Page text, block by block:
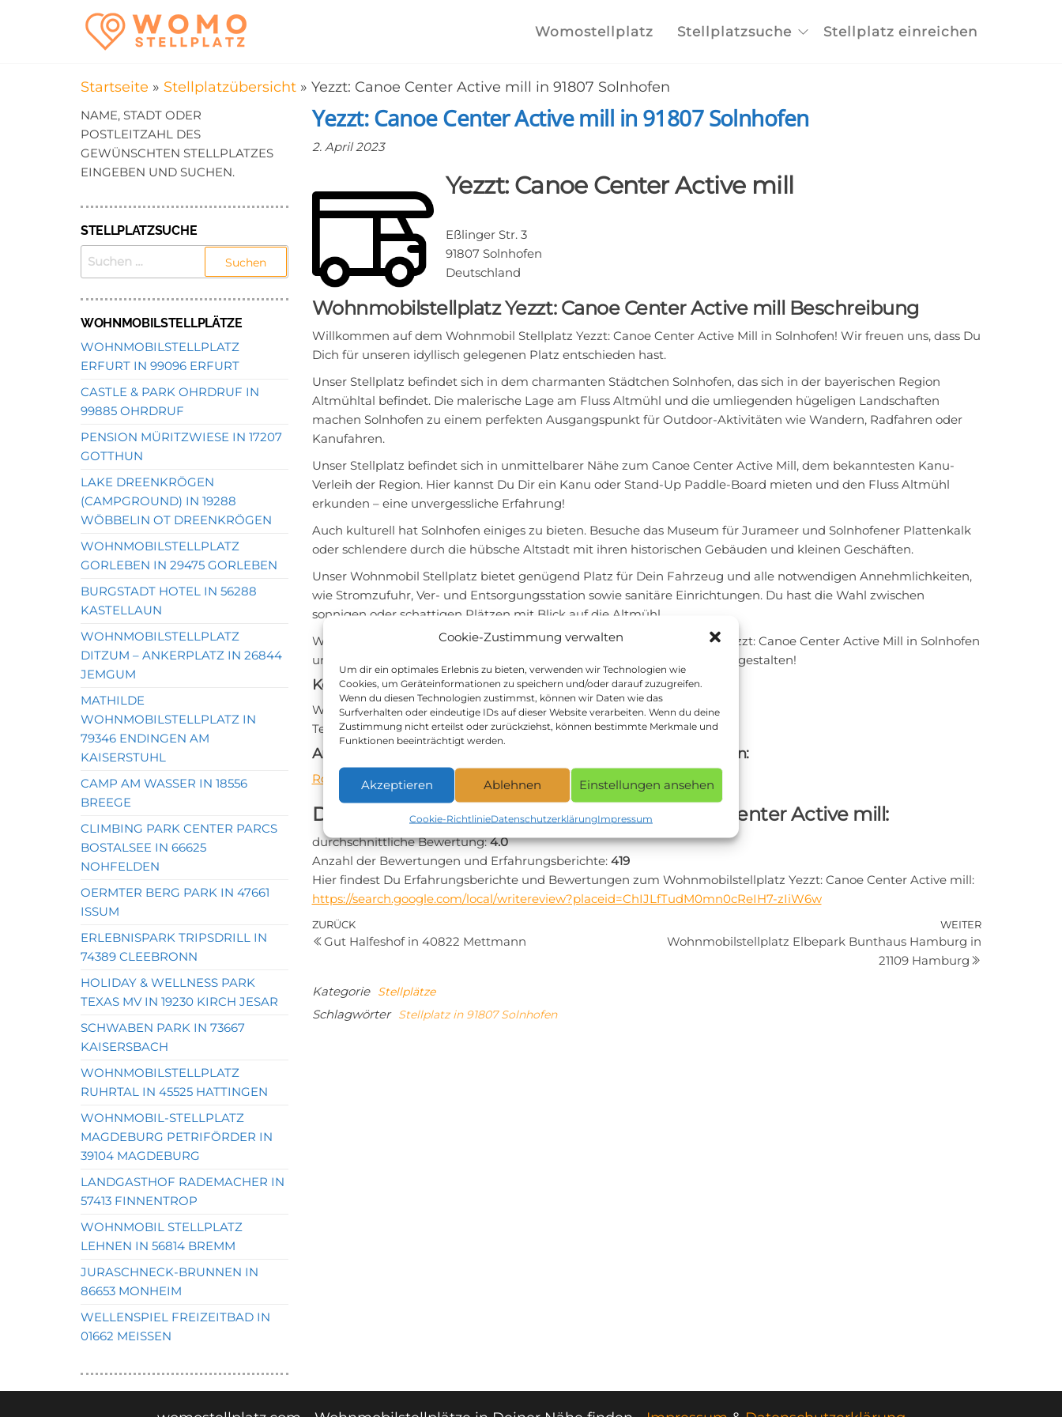
Cookie-Zustimmung verwalten
Um dir ein optimales Erlebnis zu bieten, verwenden wir Technologien wie
Cookies, um Geräteinformationen zu speichern und/oder darauf zuzugreifen.
Wenn du diesen Technologien zustimmst, können wir Daten wie das
Surfverhalten oder eindeutige IDs auf dieser Website verarbeiten. Wenn du deine
Zustimmung nicht erteilst oder zurückziehst, können bestimmte Merkmale und
Funktionen beeinträchtigt werden.
Akzeptieren Ablehnen Einstellungen ansehen
Cookie-RichtlinieDatenschutzerklärungImpressum
in der Nähe finden
Womostellplatz Stellplatzsuche Stellplatz einreichen
Startseite » Stellplatzübersicht » Yezzt: Canoe Center Active mill in 91807 Solnhofen
Yezzt: Canoe Center Active mill in 91807 Solnhofen
2. April 2023
Yezzt: Canoe Center Active mill
Eßlinger Str. 3
91807 Solnhofen
Deutschland
Wohnmobilstellplatz Yezzt: Canoe Center Active mill Beschreibung
Willkommen auf dem Wohnmobil Stellplatz Yezzt: Canoe Center Active Mill in Solnhofen! Wir freuen uns, dass Du
Dich für unseren idyllisch gelegenen Platz entschieden hast.
Unser Stellplatz befindet sich in dem charmanten Städtchen Solnhofen, das sich in der bayerischen Region
Altmühltal befindet. Die malerische Lage am Fluss Altmühl und die umliegenden hügeligen Landschaften
machen Solnhofen zu einem perfekten Ausgangspunkt für Outdoor-Aktivitäten wie Wandern, Radfahren oder
Kanufahren.
Unser Stellplatz befindet sich in unmittelbarer Nähe zum Canoe Center Active Mill, dem bekanntesten Kanu-
Verleih der Region. Hier kannst Du Dir ein Kanu oder Stand-Up Paddle-Board mieten und den Fluss Altmühl
erkunden – eine unvergessliche Erfahrung!
Auch kulturell hat Solnhofen einiges zu bieten. Besuche das Museum für Jurameer und Solnhofener Plattenkalk
oder schlendere durch die hübsche Altstadt mit ihren historischen Gebäuden und kleinen Geschäften.
Unser Wohnmobil Stellplatz bietet genügend Platz für Dein Fahrzeug und alle notwendigen Annehmlichkeiten,
wie Stromzufuhr, Ver- und Entsorgungsstation sowie sanitäre Einrichtungen. Du hast die Wahl zwischen
sonnigen oder schattigen Plätzen mit Blick auf die Altmühl.
Wir heißen Dich herzlich willkommen auf dem Wohnmobil Stellplatz Yezzt: Canoe Center Active Mill in Solnhofen
und freuen uns darauf, Deinen Aufenthalt so angenehm wie möglich zu gestalten!
Kontaktdaten zum Stellplatz in 91807 Solnhofen:
Webseite:http://www.aktivmuehle.de/
Telefon: +49 9145 836818
Anfahrt zum Yezzt: Canoe Center Active mill in 91807 Solnhofen:
Routenplanung zum Yezzt: Canoe Center Active mill via Google Maps
Das sagen andere Camper zum Yezzt: Canoe Center Active mill:
durchschnittliche Bewertung:4.0
Anzahl der Bewertungen und Erfahrungsberichte: 419
Hier findest Du Erfahrungsberichte und Bewertungen zum Wohnmobilstellplatz Yezzt: Canoe Center Active mill:
https://search.google.com/local/writereview?placeid=ChIJLfTudM0mn0cReIH7-zIiW6w
Beitragsnavigation
Vorheriger
Beitrag
ZURÜCK
Gut Halfeshof in 40822 Mettmann
Nächster
WEITER
Wohnmobilstellplatz Elbepark Bunthaus Hamburg in
21109 Hamburg
Kategorie Stellplätze
Schlagwörter Stellplatz in 91807 Solnhofen
NAME, STADT ODER
POSTLEITZAHL DES
GEWÜNSCHTEN STELLPLATZES
EINGEBEN UND SUCHEN.
STELLPLATZSUCHE
SUCHEN
WOHNMOBILSTELLPLÄTZE
WOHNMOBILSTELLPLATZ
ERFURT IN 99096 ERFURT
CASTLE & PARK OHRDRUF IN
99885 OHRDRUF
PENSION MÜRITZWIESE IN 17207
GOTTHUN
LAKE DREENKRÖGEN
(CAMPGROUND) IN 19288
WÖBBELIN OT DREENKRÖGEN
WOHNMOBILSTELLPLATZ
GORLEBEN IN 29475 GORLEBEN
BURGSTADT HOTEL IN 56288
KASTELLAUN
WOHNMOBILSTELLPLATZ
DITZUM – ANKERPLATZ IN 26844
JEMGUM
MATHILDE
WOHNMOBILSTELLPLATZ IN
79346 ENDINGEN AM
KAISERSTUHL
CAMP AM WASSER IN 18556
BREEGE
CLIMBING PARK CENTER PARCS
BOSTALSEE IN 66625
NOHFELDEN
OERMTER BERG PARK IN 47661
ISSUM
ERLEBNISPARK TRIPSDRILL IN
74389 CLEEBRONN
HOLIDAY & WELLNESS PARK
TEXAS MV IN 19230 KIRCH JESAR
SCHWABEN PARK IN 73667
KAISERSBACH
WOHNMOBILSTELLPLATZ
RUHRTAL IN 45525 HATTINGEN
WOHNMOBIL-STELLPLATZ
MAGDEBURG PETRIFÖRDER IN
39104 MAGDEBURG
LANDGASTHOF RADEMACHER IN
57413 FINNENTROP
WOHNMOBIL STELLPLATZ
LEHNEN IN 56814 BREMM
JURASCHNECK-BRUNNEN IN
86653 MONHEIM
WELLENSPIEL FREIZEITBAD IN
01662 MEISSEN